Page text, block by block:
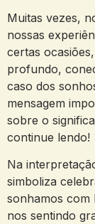
Muitas vezes,
nossas
certas
profundo,
caso dos
mensagem
sobre o
‍continue‍ lendo!
Na
simboliza
sonhamos com
⁤nos sentindo